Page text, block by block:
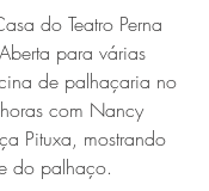
do Teatro Perna
para várias
de palhaçaria no
com Nancy
Pituxa, mostrando
do palhaço.